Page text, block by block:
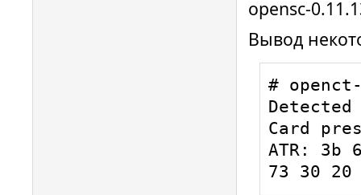
opensc-
Вывод
#
Card
ATR: 3b
73 30 20